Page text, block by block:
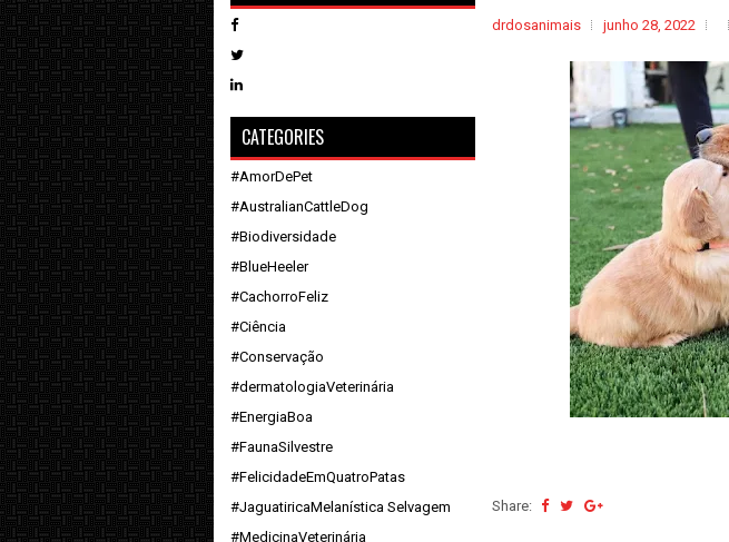
drdosanimais junho 28, 2022
Share:
CATEGORIES
#AmorDePet
#AustralianCattleDog
#Biodiversidade
#BlueHeeler
#CachorroFeliz
#Ciência
#Conservação
#dermatologiaVeterinária
#EnergiaBoa
#FaunaSilvestre
#FelicidadeEmQuatroPatas
#JaguatiricaMelanística Selvagem
#MedicinaVeterinária